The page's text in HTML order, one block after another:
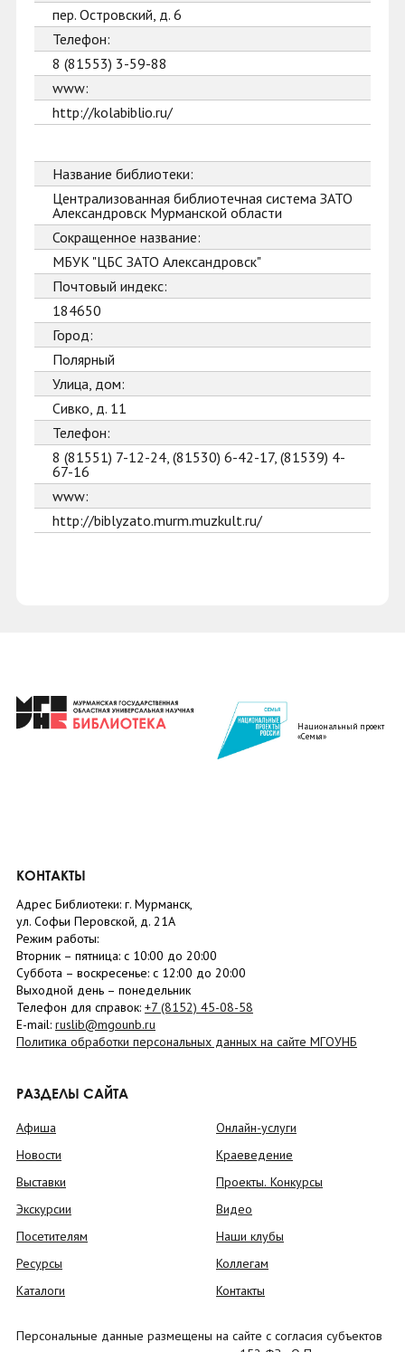
пер. Островский, д. 6
Телефон:
8 (81553) 3-59-88
www:
http://kolabiblio.ru/
Название библиотеки:
Централизованная библиотечная система ЗАТО
Александровск Мурманской области
Сокращенное название:
МБУК "ЦБС ЗАТО Александровск"
Почтовый индекс:
184650
Город:
Полярный
Улица, дом:
Сивко, д. 11
Телефон:
8 (81551) 7-12-24, (81530) 6-42-17, (81539) 4-
67-16
www:
http://biblyzato.murm.muzkult.ru/
Национальный проект
«Семья»
КОНТАКТЫ
Адрес Библиотеки: г. Мурманск,
ул. Софьи Перовской, д. 21А
Режим работы:
Вторник – пятница: с 10:00 до 20:00
Суббота – воскресенье: c 12:00 до 20:00
Выходной день – понедельник
Телефон для справок: +7 (8152) 45-08-58
E-mail: ruslib@mgounb.ru
Политика обработки персональных данных на сайте МГОУНБ
РАЗДЕЛЫ САЙТА
Афиша
Новости
Выставки
Экскурсии
Посетителям
Ресурсы
Каталоги
Онлайн-услуги
Краеведение
Проекты. Конкурсы
Видео
Наши клубы
Коллегам
Контакты
Персональные данные размещены на сайте с согласия субъектов